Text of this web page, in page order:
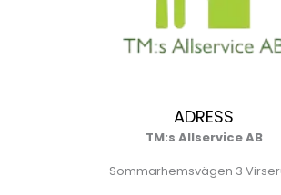
ADRESS
TM:s Allservice AB
Sommarhemsvägen 3